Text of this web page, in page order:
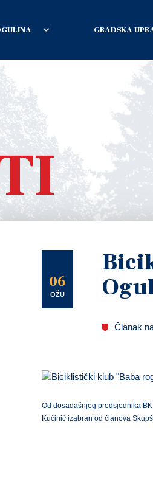
GRADSKA
06
OŽU
Članak
Od dosadašnjeg predsjednika
Kučinić izabran od članova